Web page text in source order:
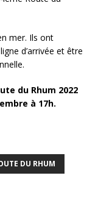
mer. Ils ont
d’arrivée et être
du Rhum 2022
à 17h.
DU RHUM